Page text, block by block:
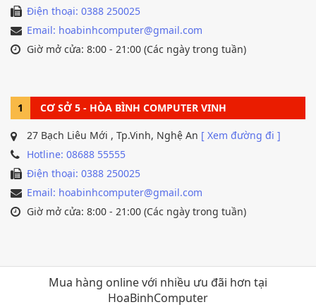
Điện thoại: 0388 250025
Email: hoabinhcomputer@gmail.com
Giờ mở cửa: 8:00 - 21:00 (Các ngày trong tuần)
1 CƠ SỞ 5 - HÒA BÌNH COMPUTER VINH
27 Bạch Liêu Mới , Tp.Vinh, Nghệ An [ Xem đường đi ]
Hotline: 08688 55555
Điện thoại: 0388 250025
Email: hoabinhcomputer@gmail.com
Giờ mở cửa: 8:00 - 21:00 (Các ngày trong tuần)
Mua hàng online với nhiều ưu đãi hơn tại
HoaBinhComputer